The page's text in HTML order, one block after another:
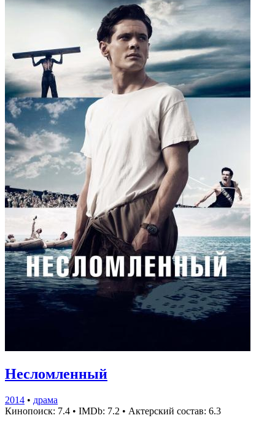
Несломленный
2014 • драма
Кинопоиск: 7.4 • IMDb: 7.2 • Актерский состав: 6.3